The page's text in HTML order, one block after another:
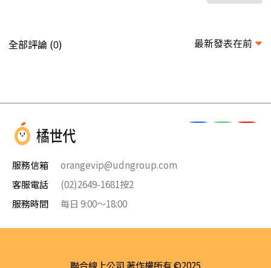
全部評論 (0) 最新發表在前
服務信箱
orangevip@udngroup.com
客服電話
(02)2649-1681按2
服務時間
每日 9:00～18:00
聯合線上公司 著作權所有 ©2025